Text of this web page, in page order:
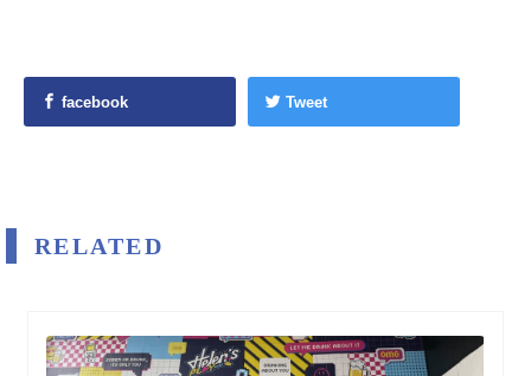
facebook Tweet
RELATED